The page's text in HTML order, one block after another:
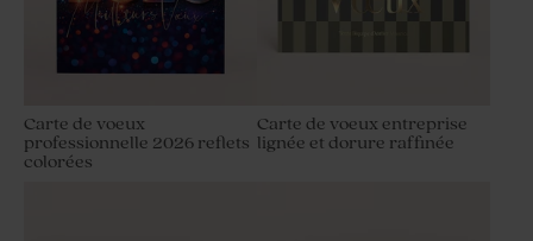
Carte de voeux
professionnelle 2026 reflets
colorées
Carte de voeux entreprise
lignée et dorure raffinée